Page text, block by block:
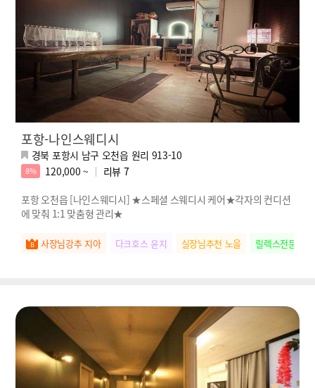
포항-나인스웨디시
경북 포항시 남구 오천읍 원리 913-10
8% 120,000 ~ 리뷰 7
포항 오천읍 [나인스웨디시] ★스페셜 스웨디시 케어★각자의 컨디션
에 맞춰 1:1 맞춤형 관리★
사장님강추 지아 다크호스 윤지 실장님추천 노을 릴렉스전문 새롬